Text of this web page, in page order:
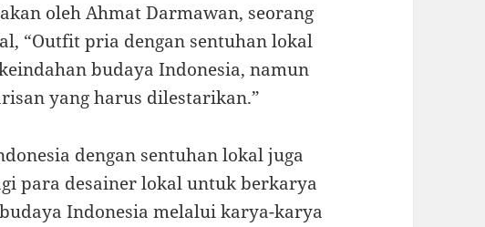
oleh Ahmat Darmawan, seorang
“Outfit pria dengan sentuhan lokal
budaya Indonesia, namun
yang harus dilestarikan.”
dengan sentuhan lokal juga
para desainer lokal untuk berkarya
Indonesia melalui karya-karya